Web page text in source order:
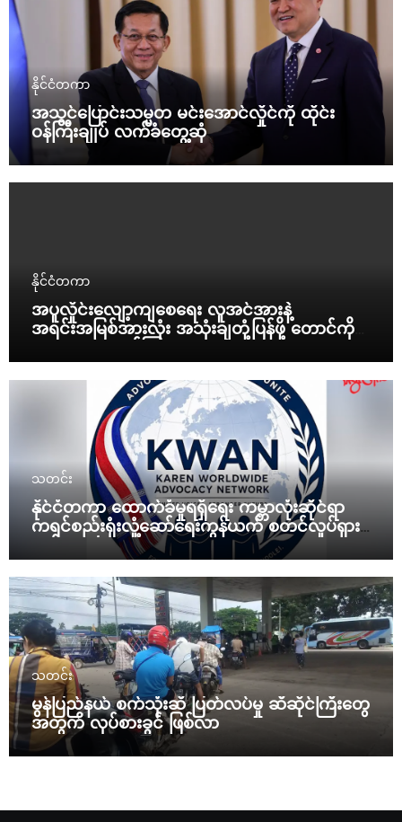
နိုင်ငံတကာ
အသွင်ပြောင်းသမ္မတ မင်းအောင်လှိုင်ကို ထိုင်း
ဝန်ကြီးချုပ် လက်ခံတွေ့ဆုံ
နိုင်ငံတကာ
အပူလှိုင်းလျော့ကျစေရေး လူအင်အားနဲ့
အရင်းအမြစ်အားလုံး အသုံးချတုံ့ပြန်ဖို့ တောင်ကိုရီး
သတင်း
နိုင်ငံတကာ ထောက်ခံမှုရရှိရေး ကမ္ဘာလုံးဆိုင်ရာ
ကရင်စည်းရုံးလှုံ့ဆော်ရေးကွန်ယက် စတင်လှုပ်ရှား
သတင်း
မွန်ပြည်နယ် စက်သုံးဆီ ပြတ်လပ်မှု ဆီဆိုင်ကြီးတွေ
အတွက် လုပ်စားခွင် ဖြစ်လာ